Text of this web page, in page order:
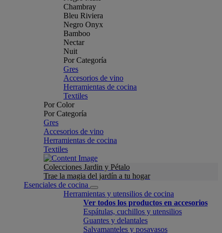
Chambray
Bleu Riviera
Negro Onyx
Bamboo
Nectar
Nuit
Por Categoría
Gres
Accesorios de vino
Herramientas de cocina
Textiles
Por Color
Por Categoría
Gres
Accesorios de vino
Herramientas de cocina
Textiles
Colecciones Jardin y Pétalo
Trae la magia del jardín a tu hogar
Esenciales de cocina
Herramientas y utensilios de cocina
Ver todos los productos en accesorios
Espátulas, cuchillos y utensilios
Guantes y delantales
Salvamanteles y posavasos